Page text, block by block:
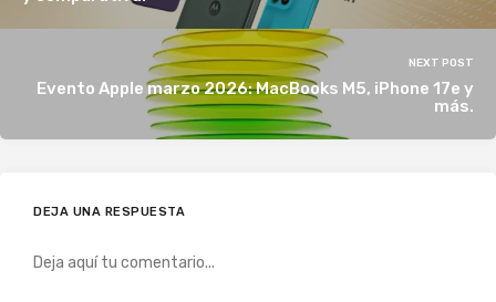
NEXT POST
Evento Apple marzo 2026: MacBooks M5, iPhone 17e y
más.
DEJA UNA RESPUESTA